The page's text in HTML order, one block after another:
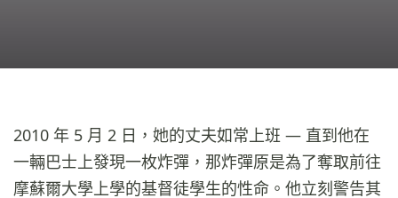
2010 年 5 月 2 日，她的丈夫如常上班 — 直到他在
一輛巴士上發現一枚炸彈，那炸彈原是為了奪取前往
摩蘇爾大學上學的基督徒學生的性命。他立刻警告其